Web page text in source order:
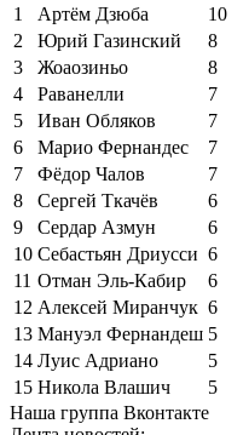
1
Артём Дзюба
10
2
Юрий Газинский
8
3
Жоаозиньо
8
4
Раванелли
7
5
Иван Обляков
7
6
Марио Фернандес
7
7
Фёдор Чалов
7
8
Сергей Ткачёв
6
9
Сердар Азмун
6
10 Себастьян Дриусси 6
11 Отман Эль-Кабир
6
12 Алексей Миранчук 6
13 Мануэл Фернандеш 5
14 Луис Адриано
5
15 Никола Влашич
5
Наша группа Вконтакте